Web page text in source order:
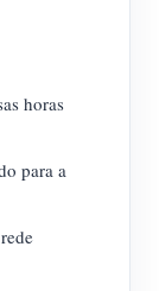
horas
para a